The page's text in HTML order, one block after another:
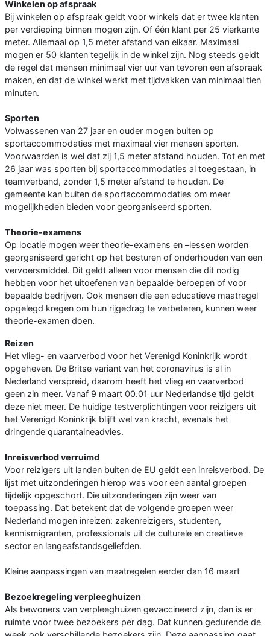
Winkelen op afspraak
Bij winkelen op afspraak geldt voor winkels dat er twee klanten
per verdieping binnen mogen zijn. Of één klant per 25 vierkante
meter. Allemaal op 1,5 meter afstand van elkaar. Maximaal
mogen er 50 klanten tegelijk in de winkel zijn. Nog steeds geldt
de regel dat mensen minimaal vier uur van tevoren een afspraak
maken, en dat de winkel werkt met tijdvakken van minimaal tien
minuten.
Sporten
Volwassenen van 27 jaar en ouder mogen buiten op
sportaccommodaties met maximaal vier mensen sporten.
Voorwaarden is wel dat zij 1,5 meter afstand houden. Tot en met
26 jaar was sporten bij sportaccommodaties al toegestaan, in
teamverband, zonder 1,5 meter afstand te houden. De
gemeente kan buiten de sportaccommodaties om meer
mogelijkheden bieden voor georganiseerd sporten.
Theorie-examens
Op locatie mogen weer theorie-examens en –lessen worden
georganiseerd gericht op het besturen of onderhouden van een
vervoersmiddel. Dit geldt alleen voor mensen die dit nodig
hebben voor het uitoefenen van bepaalde beroepen of voor
bepaalde bedrijven. Ook mensen die een educatieve maatregel
opgelegd kregen om hun rijgedrag te verbeteren, kunnen weer
theorie-examen doen.
Reizen
Het vlieg- en vaarverbod voor het Verenigd Koninkrijk wordt
opgeheven. De Britse variant van het coronavirus is al in
Nederland verspreid, daarom heeft het vlieg en vaarverbod
geen zin meer. Vanaf 9 maart 00.01 uur Nederlandse tijd geldt
deze niet meer. De huidige testverplichtingen voor reizigers uit
het Verenigd Koninkrijk blijft wel van kracht, evenals het
dringende quarantaineadvies.
Inreisverbod verruimd
Voor reizigers uit landen buiten de EU geldt een inreisverbod. De
lijst met uitzonderingen hierop was voor een aantal groepen
tijdelijk opgeschort. Die uitzonderingen zijn weer van
toepassing. Dat betekent dat de volgende groepen weer
Nederland mogen inreizen: zakenreizigers, studenten,
kennismigranten, professionals uit de culturele en creatieve
sector en langeafstandsgeliefden.
Kleine aanpassingen van maatregelen eerder dan 16 maart
Bezoekregeling verpleeghuizen
Als bewoners van verpleeghuizen gevaccineerd zijn, dan is er
ruimte voor twee bezoekers per dag. Dat kunnen gedurende de